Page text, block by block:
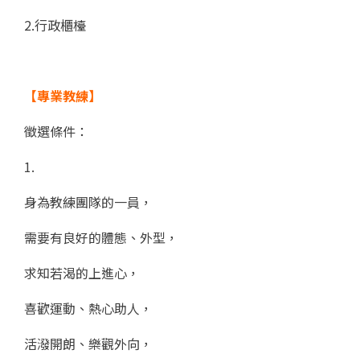
2.行政櫃檯
【專業教練】
徵選條件：
1.
身為教練團隊的一員，
需要有良好的體態、外型，
求知若渴的上進心，
喜歡運動、熱心助人，
活潑開朗、樂觀外向，